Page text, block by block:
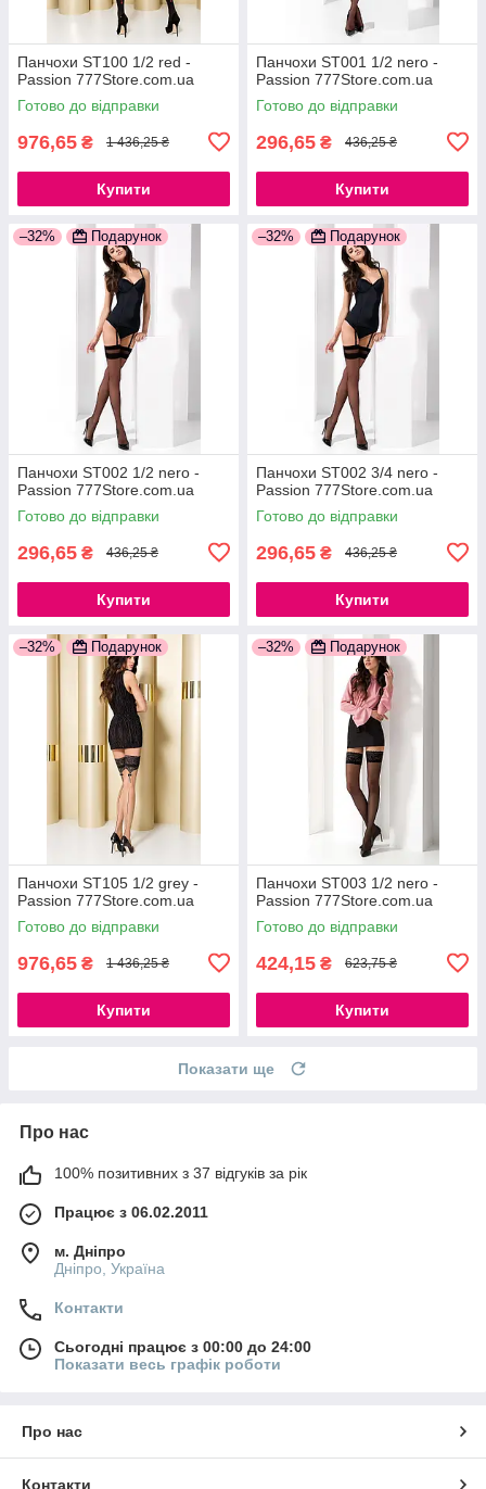
Панчохи ST100 1/2 red -
Passion 777Store.com.ua
Готово до відправки
976,65 ₴ 1 436,25 ₴
Купити
Панчохи ST001 1/2 nero -
Passion 777Store.com.ua
Готово до відправки
296,65 ₴ 436,25 ₴
Купити
–32% Подарунок
Панчохи ST002 1/2 nero -
Passion 777Store.com.ua
Готово до відправки
296,65 ₴ 436,25 ₴
Купити
–32% Подарунок
Панчохи ST002 3/4 nero -
Passion 777Store.com.ua
Готово до відправки
296,65 ₴ 436,25 ₴
Купити
–32% Подарунок
Панчохи ST105 1/2 grey -
Passion 777Store.com.ua
Готово до відправки
976,65 ₴ 1 436,25 ₴
Купити
–32% Подарунок
Панчохи ST003 1/2 nero -
Passion 777Store.com.ua
Готово до відправки
424,15 ₴ 623,75 ₴
Купити
Показати ще
Про нас
100% позитивних з 37 відгуків за рік
Працює з 06.02.2011
м. Дніпро
Дніпро, Україна
Контакти
Сьогодні працює з 00:00 до 24:00
Показати весь графік роботи
Про нас
Контакти